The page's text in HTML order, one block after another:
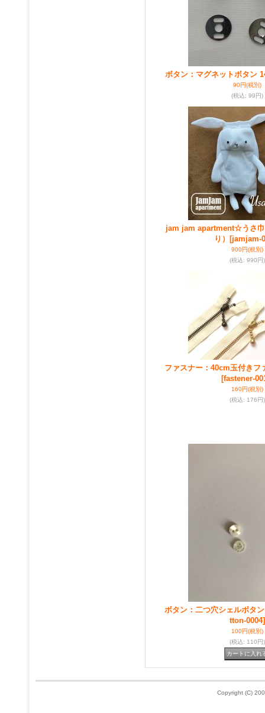
ボタン：マグネットボタン
90円(税別)
(税込: 99円)
jam jam apartment☆うさ巾
り）
[jamjam-
900円(税別)
(税込: 990円)
ファスナー：40cm玉付きフ
[fastener-
160円(税別)
(税込: 176円)
ボタン：二つ穴シェルボタ
tton-0004]
100円(税別)
(税込: 110円)
Copyright (C)